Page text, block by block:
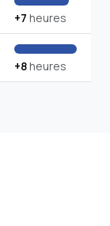
+7 heures
+8heures